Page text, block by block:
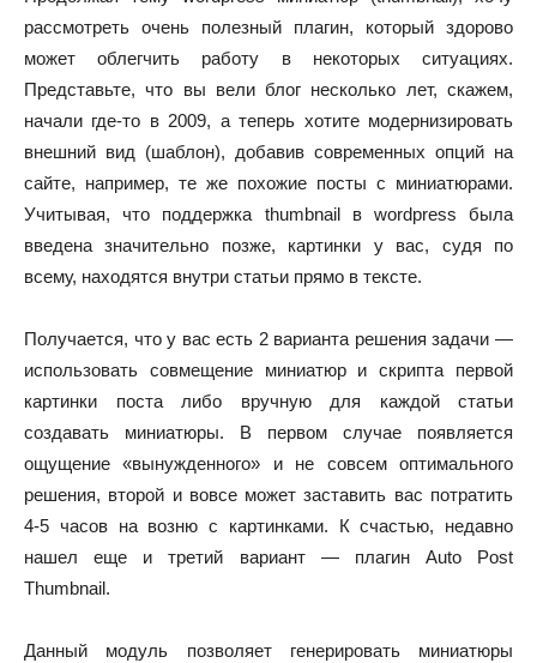
рассмотреть очень полезный плагин, который здорово
может облегчить работу в некоторых ситуациях.
Представьте, что вы вели блог несколько лет, скажем,
начали где-то в 2009, а теперь хотите модернизировать
внешний вид (шаблон), добавив современных опций на
сайте, например, те же похожие посты с миниатюрами.
Учитывая, что поддержка thumbnail в wordpress была
введена значительно позже, картинки у вас, судя по
всему, находятся внутри статьи прямо в тексте.
Получается, что у вас есть 2 варианта решения задачи —
использовать совмещение миниатюр и скрипта первой
картинки поста либо вручную для каждой статьи
создавать миниатюры. В первом случае появляется
ощущение «вынужденного» и не совсем оптимального
решения, второй и вовсе может заставить вас потратить
4-5 часов на возню с картинками. К счастью, недавно
нашел еще и третий вариант — плагин Auto Post
Thumbnail.
Данный модуль позволяет генерировать миниатюры